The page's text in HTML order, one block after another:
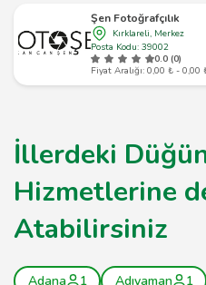
Şen Fotoğrafçılık
Kırklareli, Merkez
Posta Kodu: 39002
0.0 (0)
Fiyat Aralığı: 0,00 ₺ - 0,00
İllerdeki
Hizmetlerine
Atabilirsiniz
Adana 1 Adıyaman 1